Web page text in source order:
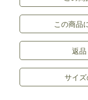
この商品
返品
サイズ